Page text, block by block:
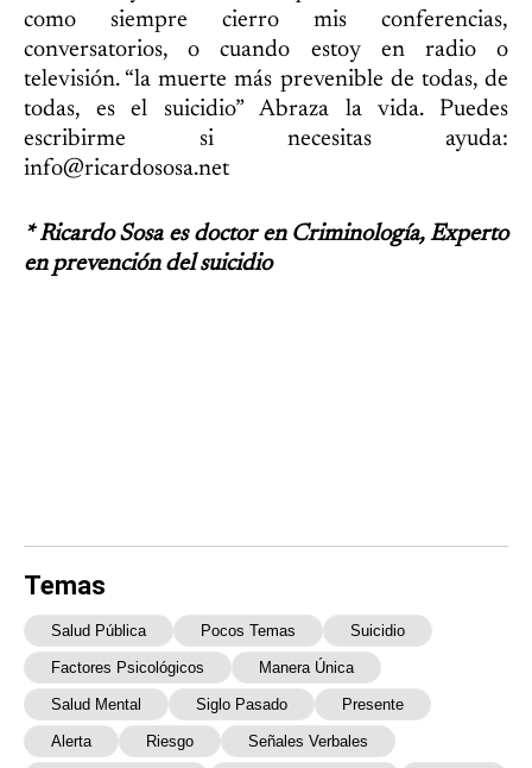
como siempre cierro mis conferencias,
conversatorios, o cuando estoy en radio o
televisión. “la muerte más prevenible de todas, de
todas, es el suicidio” Abraza la vida. Puedes
escribirme si necesitas ayuda:
info@ricardososa.net
* Ricardo Sosa es doctor en Criminología, Experto
en prevención del suicidio
Temas
Salud Pública Pocos Temas Suicidio
Factores Psicológicos Manera Única
Salud Mental Siglo Pasado Presente
Alerta Riesgo Señales Verbales